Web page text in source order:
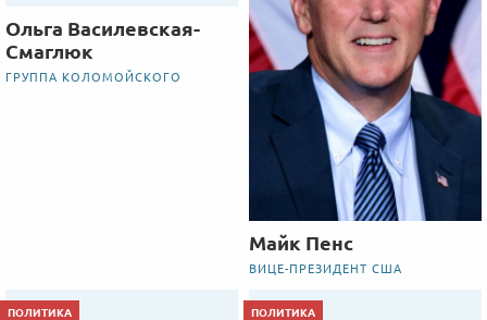
Ольга Василевская-
Смаглюк
ГРУППА КОЛОМОЙСКОГО
Майк Пенс
ВИЦЕ-ПРЕЗИДЕНТ США
ПОЛИТИКА ПОЛИТИКА